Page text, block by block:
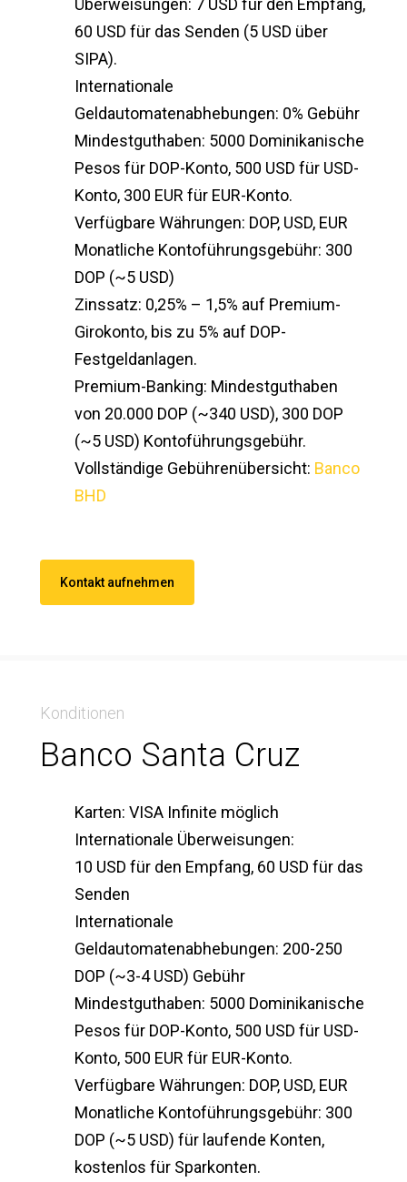
Überweisungen: 7 USD für den Empfang,
60 USD für das Senden (5 USD über
SIPA).
Internationale
Geldautomatenabhebungen: 0% Gebühr
Mindestguthaben: 5000 Dominikanische
Pesos für DOP-Konto, 500 USD für USD-
Konto, 300 EUR für EUR-Konto.
Verfügbare Währungen: DOP, USD, EUR
Monatliche Kontoführungsgebühr: 300
DOP (~5 USD)
Zinssatz: 0,25% – 1,5% auf Premium-
Girokonto, bis zu 5% auf DOP-
Festgeldanlagen.
Premium-Banking: Mindestguthaben
von 20.000 DOP (~340 USD), 300 DOP
(~5 USD) Kontoführungsgebühr.
Vollständige Gebührenübersicht: Banco
BHD
Kontakt aufnehmen
Konditionen
Banco Santa Cruz
Karten: VISA Infinite möglich
Internationale Überweisungen:
10 USD für den Empfang, 60 USD für das
Senden
Internationale
Geldautomatenabhebungen: 200-250
DOP (~3-4 USD) Gebühr
Mindestguthaben: 5000 Dominikanische
Pesos für DOP-Konto, 500 USD für USD-
Konto, 500 EUR für EUR-Konto.
Verfügbare Währungen: DOP, USD, EUR
Monatliche Kontoführungsgebühr: 300
DOP (~5 USD) für laufende Konten,
kostenlos für Sparkonten.